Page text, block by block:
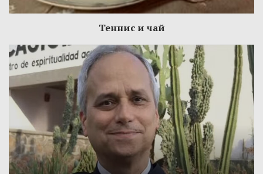
Теннис и чай